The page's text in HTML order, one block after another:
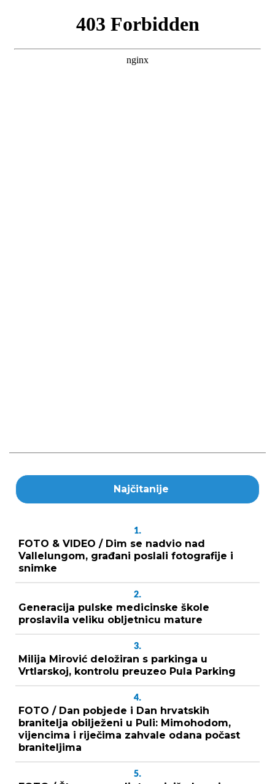
Najčitanije
1.
FOTO & VIDEO / Dim se nadvio nad
Vallelungom, građani poslali fotografije i
snimke
2.
Generacija pulske medicinske škole
proslavila veliku obljetnicu mature
3.
Milija Mirović deložiran s parkinga u
Vrtlarskoj, kontrolu preuzeo Pula Parking
4.
FOTO / Dan pobjede i Dan hrvatskih
branitelja obilježeni u Puli: Mimohodom,
vijencima i riječima zahvale odana počast
braniteljima
5.